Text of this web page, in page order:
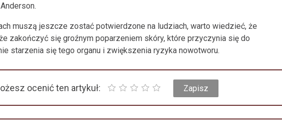
muszą jeszcze zostać potwierdzone na ludziach, warto wiedzieć, że
zakończyć się groźnym poparzeniem skóry, które przyczynia się do
starzenia się tego organu i zwiększenia ryzyka nowotworu.
ocenić ten artykuł: